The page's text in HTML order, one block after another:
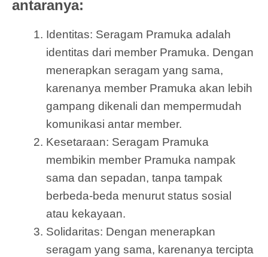
antaranya:
Identitas: Seragam Pramuka adalah
identitas dari member Pramuka. Dengan
menerapkan seragam yang sama,
karenanya member Pramuka akan lebih
gampang dikenali dan mempermudah
komunikasi antar member.
Kesetaraan: Seragam Pramuka
membikin member Pramuka nampak
sama dan sepadan, tanpa tampak
berbeda-beda menurut status sosial
atau kekayaan.
Solidaritas: Dengan menerapkan
seragam yang sama, karenanya tercipta